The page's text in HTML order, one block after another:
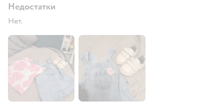
Недостатки
Нет.